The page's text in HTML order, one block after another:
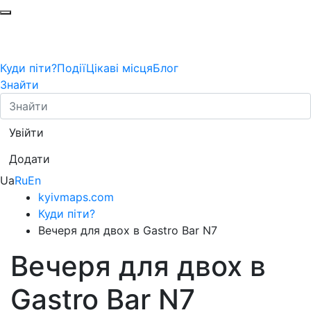
Куди піти?ПодіїЦікаві місцяБлог
Знайти
Увійти
Додати
UaRuEn
kyivmaps.com
Куди піти?
Вечеря для двох в Gastro Bar N7
Вечеря для двох в
Gastro Bar N7